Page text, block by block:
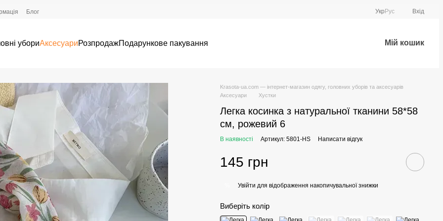
Блог Укр Рус Вхід
убориАксесуариРозпродажПодарункове пакування Мій кошик
Krasota-ua.com — інтернет-магазин одягу, головних уборів та аксесуарів
Аксесуари
Хустки
Легка косинка з натуральної тканини 58*58
см, рожевий 6
В наявності Артикул: 5801-HS Написати відгук
145 грн
Увійти для відображення накопичувальної знижки
Виберіть колір